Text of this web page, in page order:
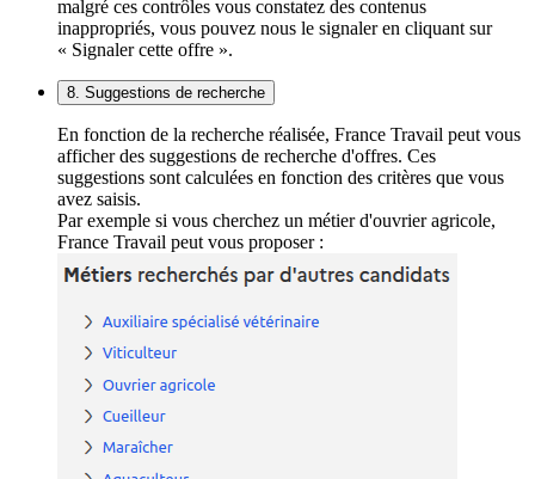
malgré ces contrôles vous constatez des contenus
inappropriés, vous pouvez nous le signaler en cliquant sur
« Signaler cette offre ».
8. Suggestions de recherche
En fonction de la recherche réalisée, France Travail peut vous
afficher des suggestions de recherche d'offres. Ces
suggestions sont calculées en fonction des critères que vous
avez saisis.
Par exemple si vous cherchez un métier d'ouvrier agricole,
France Travail peut vous proposer :